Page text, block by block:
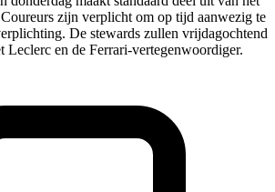
zijn verplicht om op tijd aanwezig te
De stewards zullen vrijdagochtend
Leclerc en de Ferrari-vertegenwoordiger.